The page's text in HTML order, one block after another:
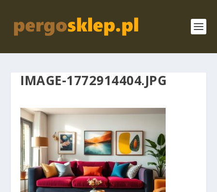
IMAGE-1772914404.JPG